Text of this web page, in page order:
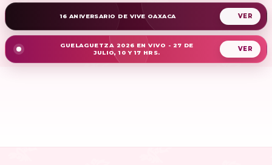
16 ANIVERSARIO DE VIVE OAXACA
GUELAGUETZA 2026 EN VIVO - 27 DE
JULIO, 10 Y 17 HRS.